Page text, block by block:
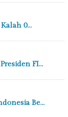
0…
FI…
Be…